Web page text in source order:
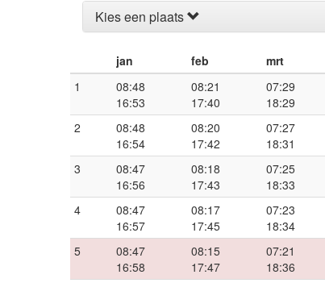
Kies een plaats
jan feb mrt
1
08:48
16:53
08:21
17:40
07:29
18:29
2
08:48
16:54
08:20
17:42
07:27
18:31
3
08:47
16:56
08:18
17:43
07:25
18:33
4
08:47
16:57
08:17
17:45
07:23
18:34
5
08:47
16:58
08:15
17:47
07:21
18:36